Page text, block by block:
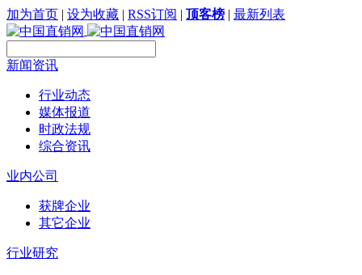
加为首页 | 设为收藏 | RSS订阅 | 顶客榜 | 最新列表
新闻资讯
行业动态
媒体报道
时政法规
综合资讯
业内公司
获牌企业
其它企业
行业研究